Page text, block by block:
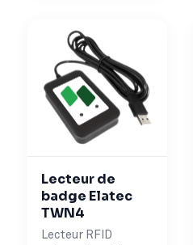
Lecteur de
badge Elatec
TWN4
Lecteur RFID